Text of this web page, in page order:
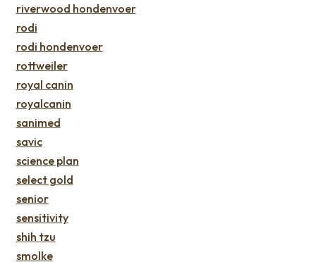
riverwood hondenvoer
rodi
rodi hondenvoer
rottweiler
royal canin
royalcanin
sanimed
savic
science plan
select gold
senior
sensitivity
shih tzu
smolke